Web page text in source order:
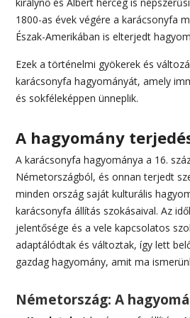
1800-as évek végére a karácsonyfa
Észak-Amerikában is elterjedt
Ezek a történelmi gyökerek és
karácsonyfa hagyományát, amely
és sokféleképpen ünneplik.
A hagyomány
A karácsonyfa hagyománya a 16.
Németországból, és onnan terjedt
minden ország saját kulturális
karácsonyfa állítás szokásaival. Az
jelentősége és a vele kapcsolatos
adaptálódtak és változtak, így lett
gazdag hagyomány, amit ma
Németország: A